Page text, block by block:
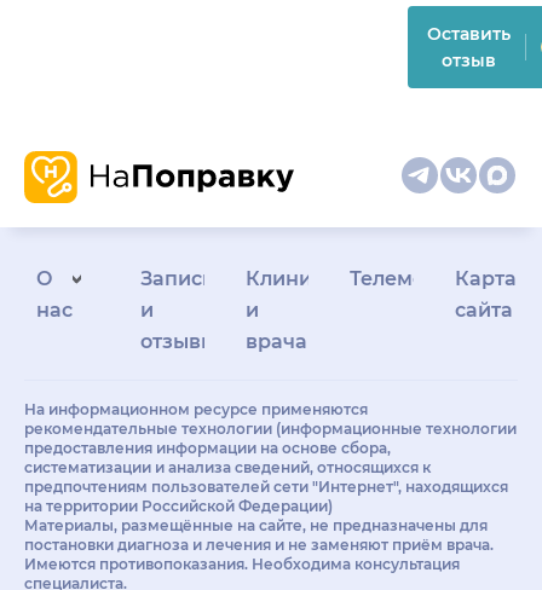
Оставить
отзыв
О
нас
Запись
и
отзывы
Клиникам
и
врачам
Телемедицина
Карта
сайта
На информационном ресурсе применяются
рекомендательные технологии (информационные технологии
предоставления информации на основе сбора,
систематизации и анализа сведений, относящихся к
предпочтениям пользователей сети "Интернет", находящихся
на территории Российской Федерации)
Материалы, размещённые на сайте, не предназначены для
постановки диагноза и лечения и не заменяют приём врача.
Имеются противопоказания. Необходима консультация
специалиста.